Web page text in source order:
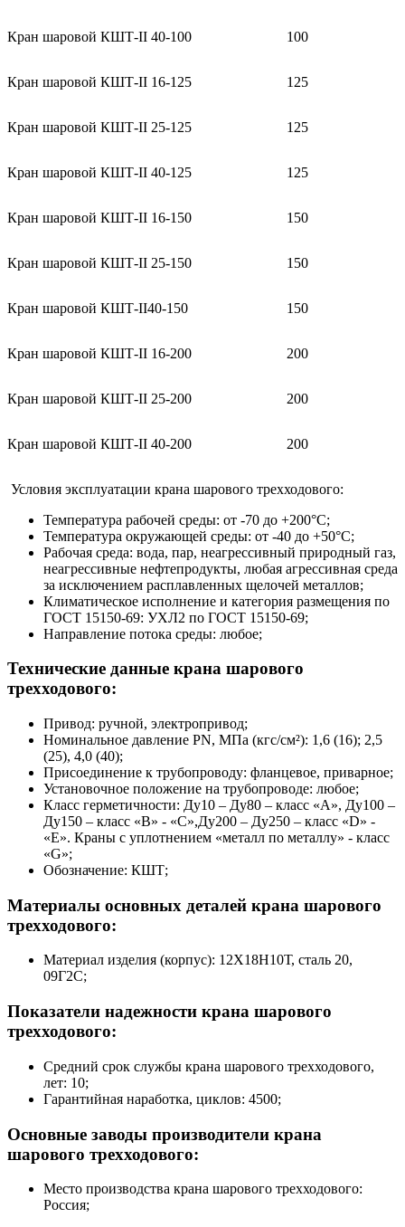
Кран шаровой КШТ-II 40-100 100
Кран шаровой КШТ-II 16-125 125
Кран шаровой КШТ-II 25-125 125
Кран шаровой КШТ-II 40-125 125
Кран шаровой КШТ-II 16-150 150
Кран шаровой КШТ-II 25-150 150
Кран шаровой КШТ-II40-150 150
Кран шаровой КШТ-II 16-200 200
Кран шаровой КШТ-II 25-200 200
Кран шаровой КШТ-II 40-200 200
Условия эксплуатации крана шарового трехходового:
Температура рабочей среды: от -70 до +200°С;
Температура окружающей среды: от -40 до +50°С;
Рабочая среда: вода, пар, неагрессивный природный газ,
неагрессивные нефтепродукты, любая агрессивная среда
за исключением расплавленных щелочей металлов;
Климатическое исполнение и категория размещения по
ГОСТ 15150-69: УХЛ2 по ГОСТ 15150-69;
Направление потока среды: любое;
Технические данные крана шарового
трехходового:
Привод: ручной, электропривод;
Номинальное давление PN, МПа (кгс/см²): 1,6 (16); 2,5
(25), 4,0 (40);
Присоединение к трубопроводу: фланцевое, приварное;
Установочное положение на трубопроводе: любое;
Класс герметичности: Ду10 – Ду80 – класс «А», Ду100 –
Ду150 – класс «B» - «С»,Ду200 – Ду250 – класс «D» -
«E». Краны с уплотнением «металл по металлу» - класс
«G»;
Обозначение: КШТ;
Материалы основных деталей крана шарового
трехходового:
Материал изделия (корпус): 12Х18Н10Т, сталь 20,
09Г2С;
Показатели надежности крана шарового
трехходового:
Средний срок службы крана шарового трехходового,
лет: 10;
Гарантийная наработка, циклов: 4500;
Основные заводы производители крана
шарового трехходового:
Место производства крана шарового трехходового:
Россия;